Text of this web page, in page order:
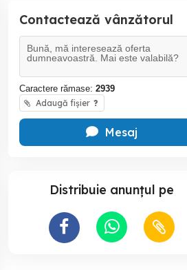
Contactează vânzătorul
Caractere rămase: 2939
Adaugă fișier ?
Mesaj
Distribuie anunțul pe